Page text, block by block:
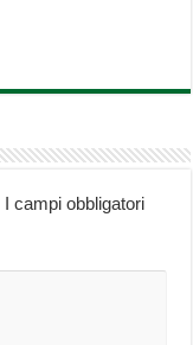
I campi obbligatori